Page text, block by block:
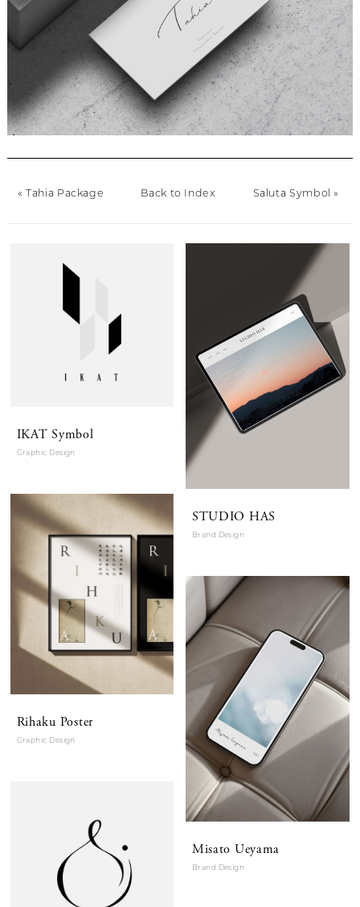
«Tahia Package
Back to Index
Saluta Symbol »
IKAT Symbol
Graphic Design
STUDIO HAS
Brand Design
Rihaku Poster
Graphic Design
Misato Ueyama
Brand Design